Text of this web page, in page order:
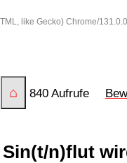
like Gecko) Chrome/
⌂ 840 Aufrufe
n)flut